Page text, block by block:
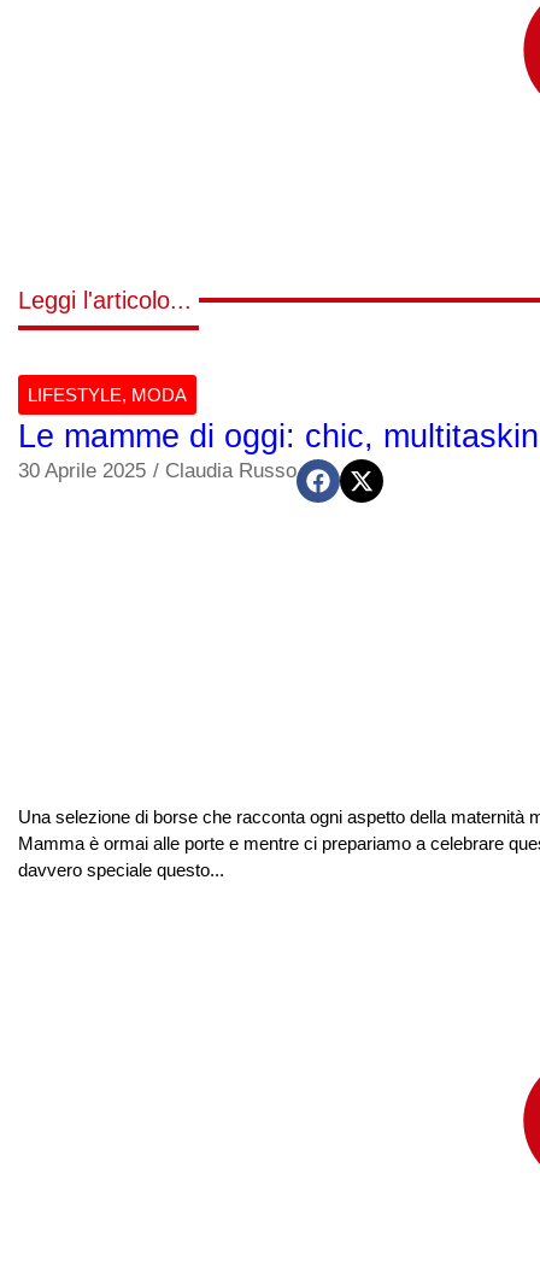
Leggi l'articolo...
LIFESTYLE, MODA
Le mamme di oggi: chic,
30 Aprile 2025 / Claudia Russo
Una selezione di borse che racconta ogni aspetto della maternità
Mamma è ormai alle porte e mentre ci prepariamo a celebrare
davvero speciale questo...